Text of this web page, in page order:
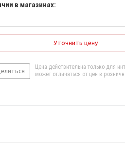
в магазинах:
Уточнить цену
Цена действительна только для
может отличаться от цен в